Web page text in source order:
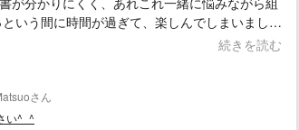
いう間に時間が過ぎて、楽しんでしまいまし
うございました。 また、機会がございました
続きを読む
さん
い^⁠_⁠^